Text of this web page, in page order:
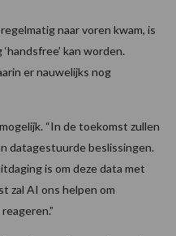
naar voren kwam, is
kan worden.
er nauwelijks nog
“In de toekomst zullen
datagestuurde beslissingen.
is om deze data met
zal AI ons helpen om